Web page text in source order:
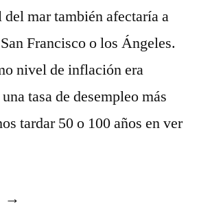
mar también afectaría a
Francisco o los Ángeles.
nivel de inflación era
tasa de desempleo más
tardar 50 o 100 años en ver